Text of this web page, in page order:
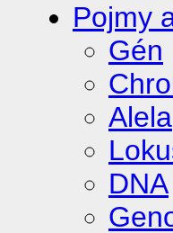
Pojmy
Gén
Alela
DNA